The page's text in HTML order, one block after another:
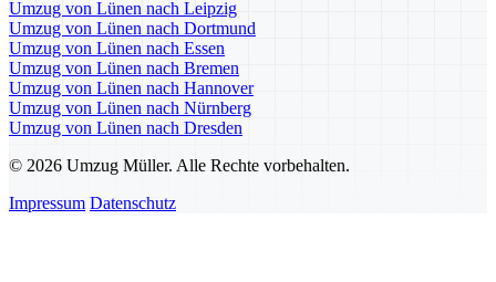
Umzug von Lünen nach Leipzig
Umzug von Lünen nach Dortmund
Umzug von Lünen nach Essen
Umzug von Lünen nach Bremen
Umzug von Lünen nach Hannover
Umzug von Lünen nach Nürnberg
Umzug von Lünen nach Dresden
© 2026 Umzug Müller. Alle Rechte vorbehalten.
Impressum Datenschutz